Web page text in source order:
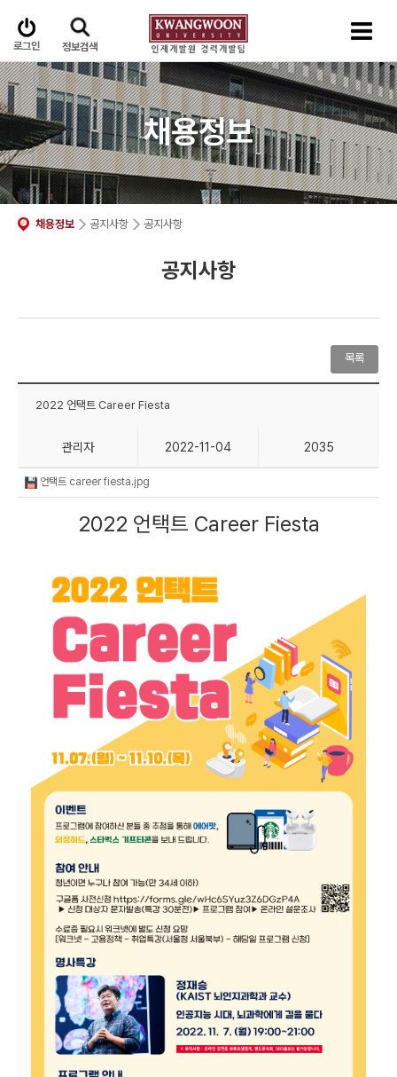
로그인 정보검색
채용정보
채용정보 공지사항 공지사항
공지사항
목록
2022 언택트 Career Fiesta
관리자 2022-11-04 2035
언택트 career fiesta.jpg
2022 언택트 Career Fiesta